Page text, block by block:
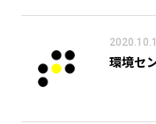
環境セ